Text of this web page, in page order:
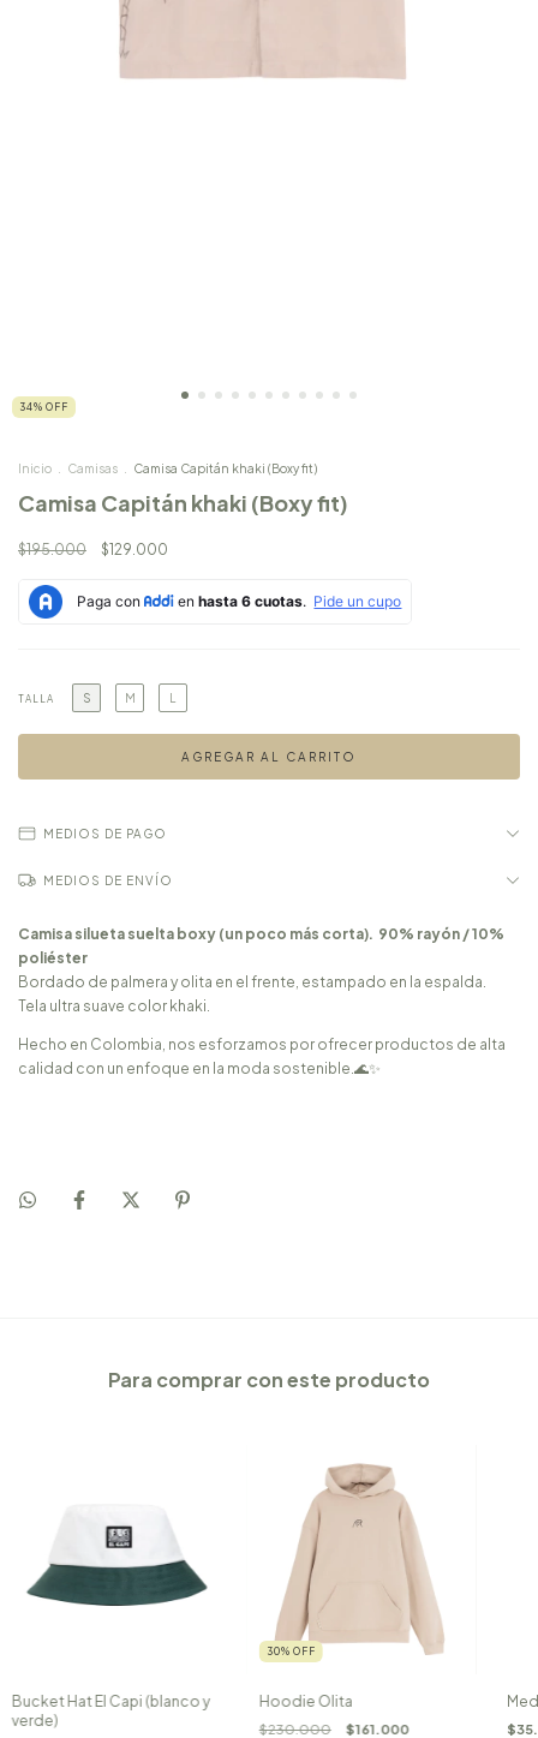
34% OFF
Inicio Camisas Camisa Capitán khaki (Boxy fit)
Camisa Capitán khaki (Boxy fit)
$195.000 $129.000
TALLA S M L
MEDIOS DE PAGO
MEDIOS DE ENVÍO
Camisa silueta suelta boxy (un poco más corta). 90% rayón / 10%
poliéster
Bordado de palmera y olita en el frente, estampado en la espalda.
Tela ultra suave color khaki.
Hecho en Colombia, nos esforzamos por ofrecer productos de alta
calidad con un enfoque en la moda sostenible.🌊✨
Para comprar con este producto
Bucket Hat El Capi (blanco y
verde)
30% OFF
Hoodie Olita
$230.000 $161.000